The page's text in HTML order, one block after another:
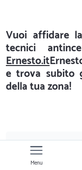
Vuoi affidare
tecnici
Ernesto.it
e trova subito
della tua zona!
Menu